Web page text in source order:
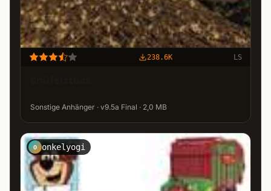
238.6K LS
Sonstige Anhänger · v9.5a Final · 2,0 MB
O onkelyogi